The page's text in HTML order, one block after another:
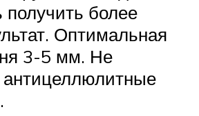
получить более
Оптимальная
3-5 мм. Не
антицеллюлитные